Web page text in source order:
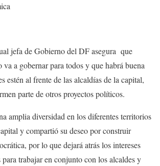
jefa de Gobierno del DF asegura que
va a gobernar para todos y que habrá buena
estén al frente de las alcaldías de la capital,
parte de otros proyectos políticos.
amplia diversidad en los diferentes territorios
y compartió su deseo por construir
por lo que dejará atrás los intereses
trabajar en conjunto con los alcaldes y